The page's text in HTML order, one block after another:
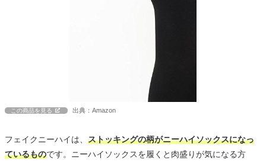
この商品を見る 出典：Amazon
フェイクニーハイは、 ストッキングの柄がニーハイソックスになっ
ているものです。ニーハイソックスを履くと肉盛りが気になる方